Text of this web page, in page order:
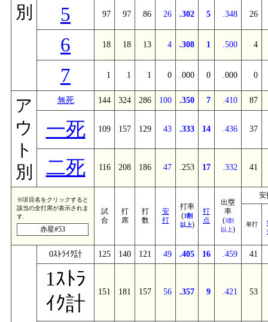
別
5 97 97 86 26 .302 5 .348 26
6 18 18 13 4 .308 1 .500 4
7 1 1 1 0 .000 0 .000 0
ア
ウ
ト
別
無死 144 324 286 100 .350 7 .410 87
一死 109 157 129 43 .333 14 .436 37
二死 116 208 186 47 .253 17 .332 41
※項目名をクリックすると
該当の全打席が表示されま
す.
赤星#53
試
合
打
席
打
数
安
打
打率
(3割
以上)
打
点
出塁
率
(3割
以上)
安
単打
0ｽﾄﾗｲｸ計 125 140 121 49 .405 16 .459 41
1ｽﾄﾗ
ｲｸ計
151 181 157 56 .357 9 .421 53